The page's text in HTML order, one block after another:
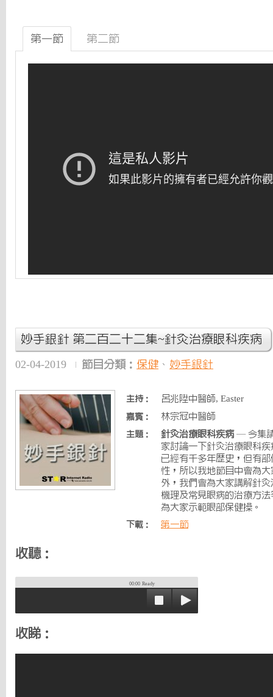
第一節 第二節
妙手銀針 第二百二十二集~針灸治療眼科疾病
02-04-2019 節目分類： 保健 、 妙手銀針
主持： 呂兆陞中醫師, Easter
嘉賓： 林宗冠中醫師
主題： 針灸治療眼科疾病— 今集請
家討論一下針灸治療眼科
已經有千多年歴史，但有
性，所以我地節目中會為
外，我們會為大家講解針
機理及常見眼病的治療方
為大家示範眼部保健操。
下載： 第一節
收聽：
00:00 Ready
收睇：